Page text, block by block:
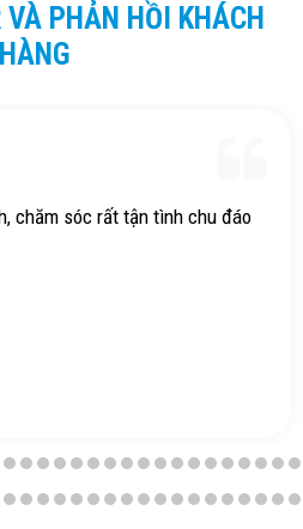
PHẢN HỒI KHÁCH
HÀNG
chăm sóc rất tận tình chu đáo